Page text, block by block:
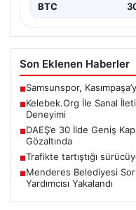
BTC
Son Eklenen Haberler
■Samsunspor,
■Kelebek.Org İle Sanal
Deneyimi
■DAEŞ’e 30 İlde Geniş
Gözaltında
■Trafikte tartıştığı
■Menderes Belediyesi
Yardımcısı Yakalandı